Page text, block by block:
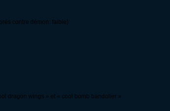
contre démon: faible)
dragon wings » et « cool bomb bandolier »